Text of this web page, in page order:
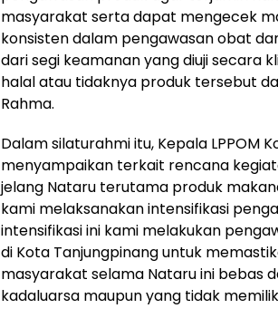
masyarakat serta dapat mengecek
konsisten dalam pengawasan obat
dari segi keamanan yang diuji secara
halal atau tidaknya produk tersebut
Rahma.
Dalam silaturahmi itu, Kepala LPPOM
menyampaikan terkait rencana
jelang Nataru terutama produk
kami melaksanakan intensifikasi
intensifikasi ini kami melakukan
di Kota Tanjungpinang untuk
masyarakat selama Nataru ini bebas
kadaluarsa maupun yang tidak